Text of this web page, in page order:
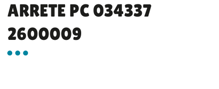
ARRETE PC 034337
2600009